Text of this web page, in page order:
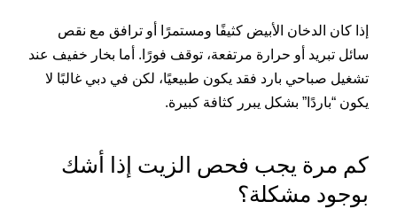
إذا كان الدخان الأبيض كثيفًا ومستمرًا أو ترافق مع نقص
سائل تبريد أو حرارة مرتفعة، توقف فورًا. أما بخار خفيف عند
تشغيل صباحي بارد فقد يكون طبيعيًا، لكن في دبي غالبًا لا
يكون “باردًا” بشكل يبرر كثافة كبيرة.
كم مرة يجب فحص الزيت إذا أشك
بوجود مشكلة؟